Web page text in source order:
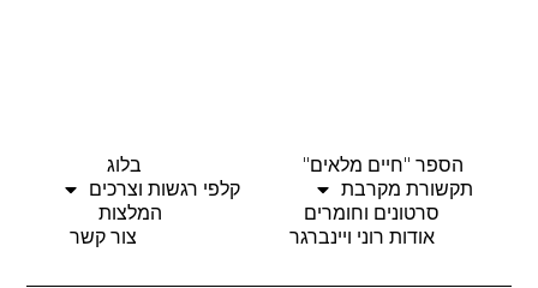
הספר "חיים מלאים"
בלוג
תקשורת מקרבת
קלפי רגשות וצרכים
סרטונים וחומרים
המלצות
אודות רוני ויינברגר
צור קשר